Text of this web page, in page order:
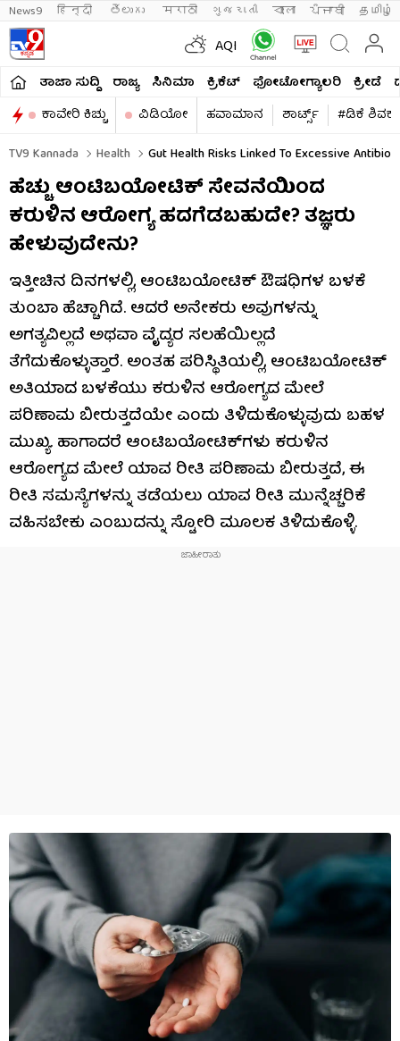
News9 हिन्दी తెలుగు मराठी ગુજરાતી বাংলা ਪੰਜਾਬੀ தமிழ்
AQI
ತಾಜಾ ಸುದ್ದಿ ರಾಜ್ಯ ಸಿನಿಮಾ ಕ್ರಿಕೆಟ್​ ಫೋಟೋಗ್ಯಾಲರಿ ಕ್ರೀಡೆ
ಕಾವೇರಿ ಕಿಚ್ಚು
ವಿಡಿಯೋ ಹವಾಮಾನ ಶಾರ್ಟ್ಸ್​
#ಡಿಕೆ
TV9 Kannada
Health Gut Health Risks Linked To Excessive
ಹೆಚ್ಚು ಆಂಟಿಬಯೋಟಿಕ್ ಸೇವನೆಯಿಂದ
ಕರುಳಿನ ಆರೋಗ್ಯ ಹದಗೆಡಬಹುದೇ? ತಜ್ಞರು
ಹೇಳುವುದೇನು?
ಇತ್ತೀಚಿನ ದಿನಗಳಲ್ಲಿ, ಆಂಟಿಬಯೋಟಿಕ್ ಔಷಧಿಗಳ ಬಳಕೆ
ತುಂಬಾ ಹೆಚ್ಚಾಗಿದೆ. ಆದರೆ ಅನೇಕರು ಅವುಗಳನ್ನು
ಅಗತ್ಯವಿಲ್ಲದೆ ಅಥವಾ ವೈದ್ಯರ ಸಲಹೆಯಿಲ್ಲದೆ
ತೆಗೆದುಕೊಳ್ಳುತ್ತಾರೆ. ಅಂತಹ ಪರಿಸ್ಥಿತಿಯಲ್ಲಿ, ಆಂಟಿಬಯೋಟಿಕ್
ಅತಿಯಾದ ಬಳಕೆಯು ಕರುಳಿನ ಆರೋಗ್ಯದ ಮೇಲೆ
ಪರಿಣಾಮ ಬೀರುತ್ತದೆಯೇ ಎಂದು ತಿಳಿದುಕೊಳ್ಳುವುದು ಬಹಳ
ಮುಖ್ಯ. ಹಾಗಾದರೆ ಆಂಟಿಬಯೋಟಿಕ್‌ಗಳು ಕರುಳಿನ
ಆರೋಗ್ಯದ ಮೇಲೆ ಯಾವ ರೀತಿ ಪರಿಣಾಮ ಬೀರುತ್ತದೆ, ಈ
ರೀತಿ ಸಮಸ್ಯೆಗಳನ್ನು ತಡೆಯಲು ಯಾವ ರೀತಿ ಮುನ್ನೆಚ್ಚರಿಕೆ
ವಹಿಸಬೇಕು ಎಂಬುದನ್ನು ಸ್ಟೋರಿ ಮೂಲಕ ತಿಳಿದುಕೊಳ್ಳಿ.